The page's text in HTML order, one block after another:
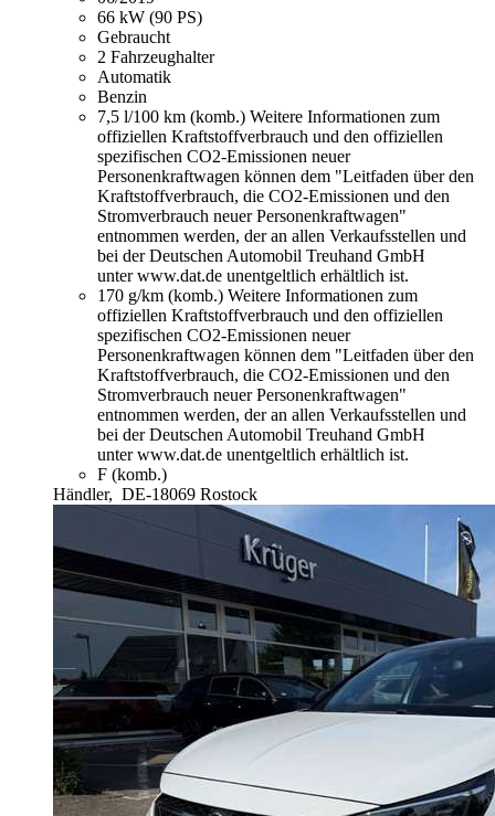
66 kW (90 PS)
Gebraucht
2 Fahrzeughalter
Automatik
Benzin
7,5 l/100 km (komb.) Weitere Informationen zum
offiziellen Kraftstoffverbrauch und den offiziellen
spezifischen CO2-Emissionen neuer
Personenkraftwagen können dem "Leitfaden über den
Kraftstoffverbrauch, die CO2-Emissionen und den
Stromverbrauch neuer Personenkraftwagen"
entnommen werden, der an allen Verkaufsstellen und
bei der Deutschen Automobil Treuhand GmbH
unter www.dat.de unentgeltlich erhältlich ist.
170 g/km (komb.) Weitere Informationen zum
offiziellen Kraftstoffverbrauch und den offiziellen
spezifischen CO2-Emissionen neuer
Personenkraftwagen können dem "Leitfaden über den
Kraftstoffverbrauch, die CO2-Emissionen und den
Stromverbrauch neuer Personenkraftwagen"
entnommen werden, der an allen Verkaufsstellen und
bei der Deutschen Automobil Treuhand GmbH
unter www.dat.de unentgeltlich erhältlich ist.
F (komb.)
Händler, DE-18069 Rostock